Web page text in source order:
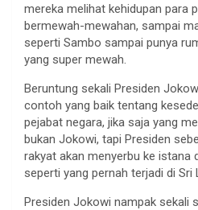
mereka melihat kehidupan para
bermewah-mewahan, sampai
seperti Sambo sampai punya
yang super mewah.
Beruntung sekali Presiden
contoh yang baik tentang
pejabat negara, jika saja yang
bukan Jokowi, tapi Presiden
rakyat akan menyerbu ke istana
seperti yang pernah terjadi di Sri
Presiden Jokowi nampak sekali